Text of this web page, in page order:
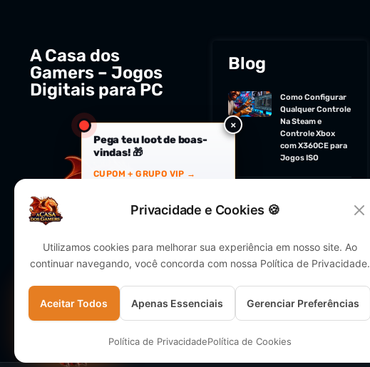
A Casa dos
Gamers – Jogos
Digitais para PC
Blog
Como Configurar
Qualquer Controle
Na Steam e
Controle Xbox
com X360CE para
Jogos ISO
Privacidade e Cookies 🍪
Utilizamos cookies para melhorar sua experiência em nosso site. Ao
continuar navegando, você concorda com nossa Política de Privacidade.
Aceitar Todos Apenas Essenciais Gerenciar Preferências
Política de PrivacidadePolítica de Cookies
Pega teu loot de boas-
vindas! 🎁
CUPOM + GRUPO VIP →
×